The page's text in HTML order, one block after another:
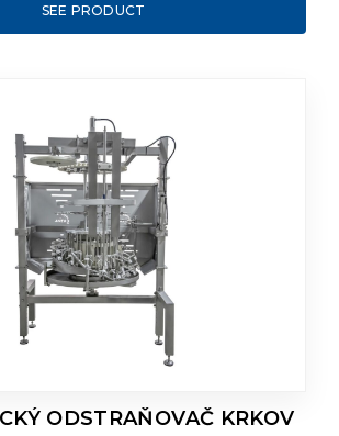
SEE PRODUCT
ODSTRAŇOVAČ KRKOV